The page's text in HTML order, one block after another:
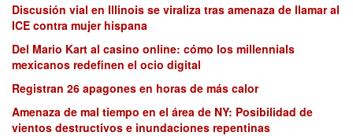
Discusión vial en Illinois se viraliza tras amenaza de llamar al
ICE contra mujer hispana
Del Mario Kart al casino online: cómo los millennials
mexicanos redefinen el ocio digital
Registran 26 apagones en horas de más calor
Amenaza de mal tiempo en el área de NY: Posibilidad de
vientos destructivos e inundaciones repentinas